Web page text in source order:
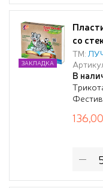
со
ТМ:
В
ЗАКЛАДКА
136,00